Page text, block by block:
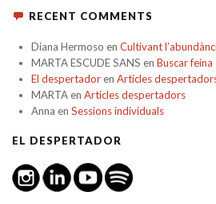
RECENT COMMENTS
Diana Hermoso en Cultivant
MARTA ESCUDE SANS en Buscar feina
El despertadoren Articles
MARTAen Articles despertadors
Anna en Sessions individuals
EL DESPERTADOR